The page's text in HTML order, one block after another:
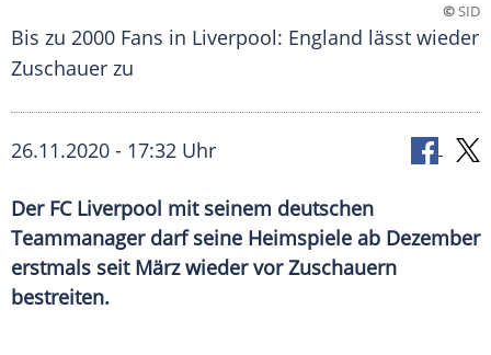
©SID
Bis zu 2000 Fans in Liverpool: England lässt wieder
Zuschauer zu
26.11.2020 - 17:32 Uhr
Der FC Liverpool mit seinem deutschen
Teammanager darf seine Heimspiele ab Dezember
erstmals seit März wieder vor Zuschauern
bestreiten.